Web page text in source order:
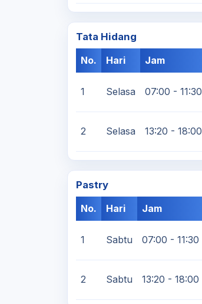
Tata Hidang
No.
Hari Jam
1 Selasa 07:00 - 11:30
2 Selasa 13:20 - 18:00
Pastry
No.
Hari Jam
1 Sabtu 07:00 - 11:30
2 Sabtu 13:20 - 18:00